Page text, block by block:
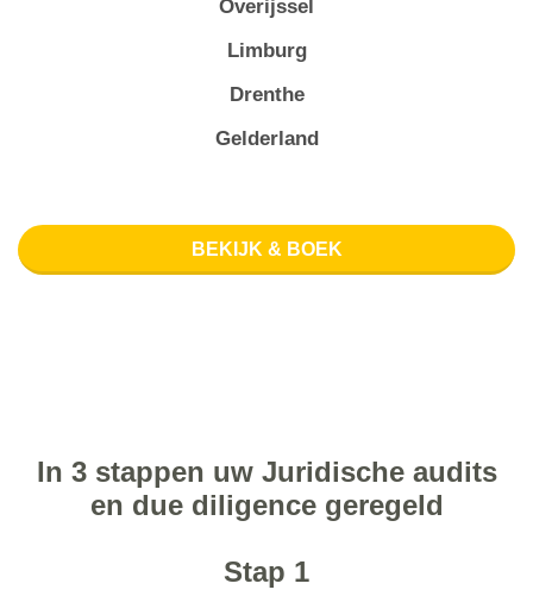
Overijssel
Limburg
Drenthe
Gelderland
BEKIJK & BOEK
In 3 stappen uw Juridische audits
en due diligence geregeld
Stap 1